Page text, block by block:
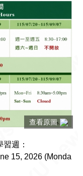
查看原圖
週：
15, 2026 (Monda